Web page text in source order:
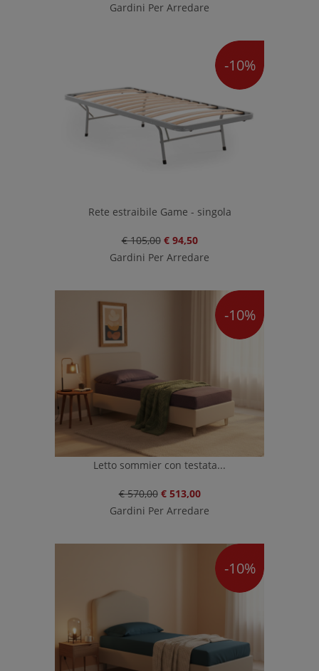
Gardini Per Arredare
-10%
Rete estraibile Game - singola
€ 105,00 € 94,50
Gardini Per Arredare
-10%
Letto sommier con testata...
€ 570,00 € 513,00
Gardini Per Arredare
-10%